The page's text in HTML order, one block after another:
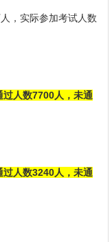
，实际参加考试人数
过人数7700人，未通
过人数3240人，未通